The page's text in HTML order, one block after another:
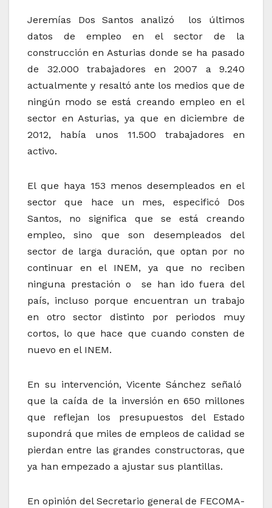
Jeremías Dos Santos analizó los últimos
datos de empleo en el sector de la
construcción en Asturias donde se ha pasado
de 32.000 trabajadores en 2007 a 9.240
actualmente y resaltó ante los medios que de
ningún modo se está creando empleo en el
sector en Asturias, ya que en diciembre de
2012, había unos 11.500 trabajadores en
activo.
El que haya 153 menos desempleados en el
sector que hace un mes, especificó Dos
Santos, no significa que se está creando
empleo, sino que son desempleados del
sector de larga duración, que optan por no
continuar en el INEM, ya que no reciben
ninguna prestación o se han ido fuera del
país, incluso porque encuentran un trabajo
en otro sector distinto por periodos muy
cortos, lo que hace que cuando consten de
nuevo en el INEM.
En su intervención, Vicente Sánchez señaló
que la caída de la inversión en 650 millones
que reflejan los presupuestos del Estado
supondrá que miles de empleos de calidad se
pierdan entre las grandes constructoras, que
ya han empezado a ajustar sus plantillas.
En opinión del Secretario general de FECOMA-